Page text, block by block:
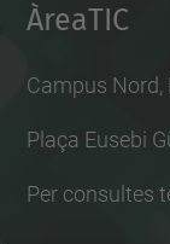
ÀreaTIC
Campus Nord,
Plaça Eusebi
Per consultes